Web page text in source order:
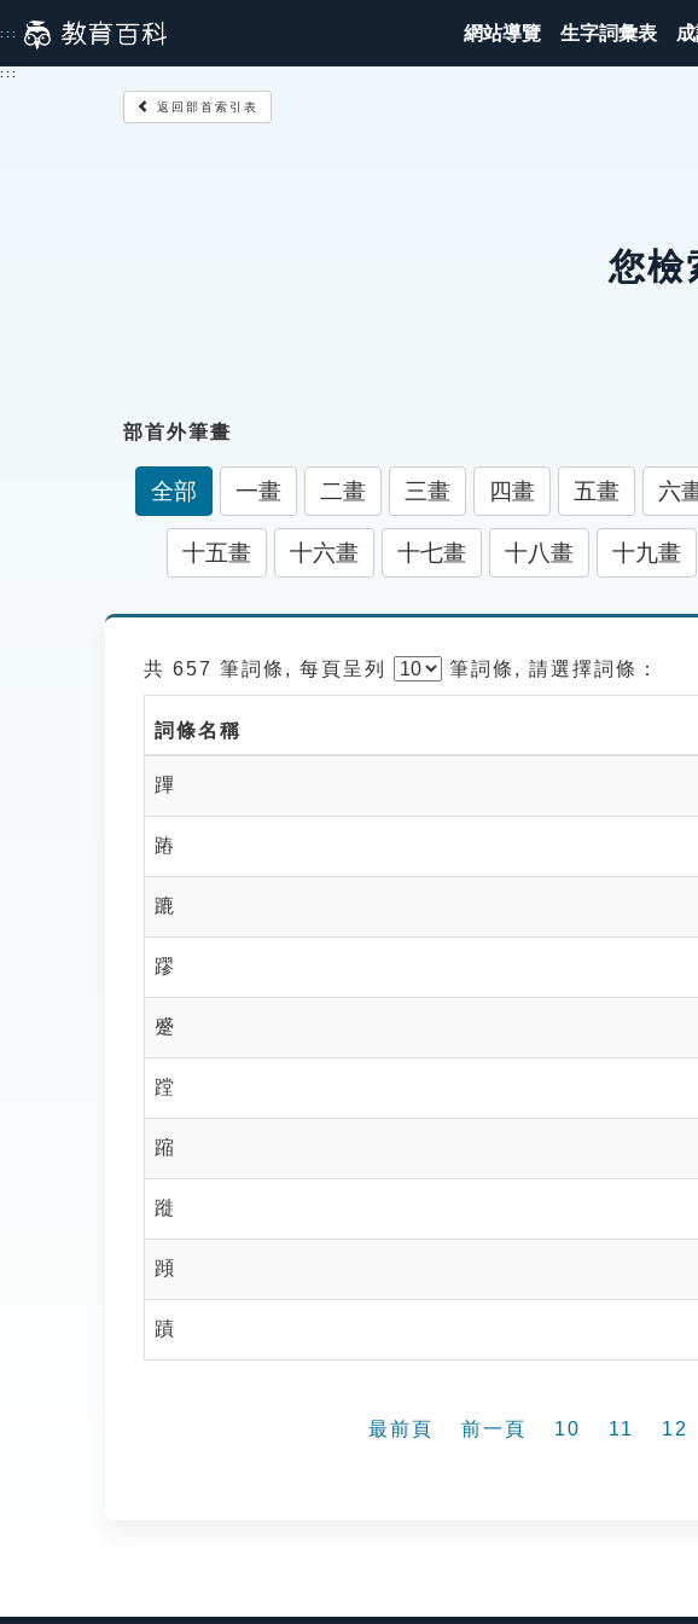
到
主
::: 網站導覽 生字詞彙表
:::
返回部首索引表
您檢
部首外筆畫
全部 一畫 二畫 三畫 四畫 五畫 六
十五畫 十六畫 十七畫 十八畫 十九畫
共 657 筆詞條, 每頁呈列 筆詞條, 請選擇詞條：
詞條名稱
蹕
蹖
蹗
蹘
蹙
蹚
蹜
蹝
蹞
蹟
最前頁 前一頁 10 11 12